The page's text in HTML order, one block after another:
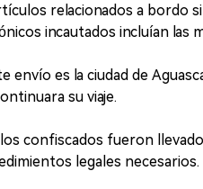
relacionados a bordo
incautados incluían las
envío es la ciudad de
su viaje.
confiscados fueron
legales necesarios.